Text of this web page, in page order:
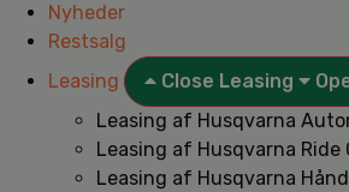
Nyheder
Restsalg
Leasing
Close Leasing
Leasing af Husqvarna
Leasing af Husqvarna Ride
Leasing af Husqvarna